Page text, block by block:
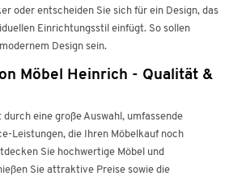
oder entscheiden Sie sich für ein Design, das
Einrichtungsstil einfügt. So sollen
Design sein.
Möbel Heinrich - Qualität &
eine große Auswahl, umfassende
Leistungen, die Ihren Möbelkauf noch
Sie hochwertige Möbel und
Sie attraktive Preise sowie die